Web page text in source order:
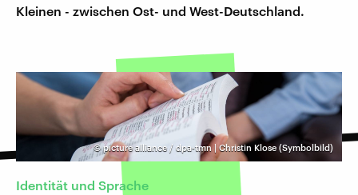
Kleinen - zwischen Ost- und West-Deutschland.
©picture alliance / dpa-tmn | Christin Klose (Symbolbild)
Identität und Sprache